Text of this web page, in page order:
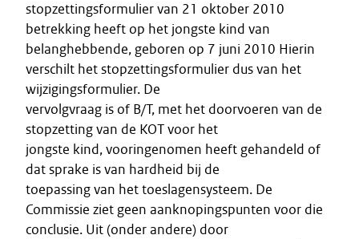
stopzettingsformulier van 21 oktober 2010
betrekking heeft op het jongste kind van
belanghebbende, geboren op 7 juni 2010 Hierin
verschilt het stopzettingsformulier dus van het
wijzigingsformulier. De
vervolgvraag is of B/T, met het doorvoeren van de
stopzetting van de KOT voor het
jongste kind, vooringenomen heeft gehandeld of
dat sprake is van hardheid bij de
toepassing van het toeslagensysteem. De
Commissie ziet geen aanknopingspunten voor die
conclusie. Uit (onder andere) door